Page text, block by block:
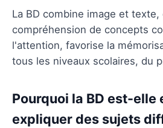
La BD combine image et
compréhension de concepts
l'attention, favorise la
tous les niveaux scolaires, du
Pourquoi la BD est-
expliquer des sujets